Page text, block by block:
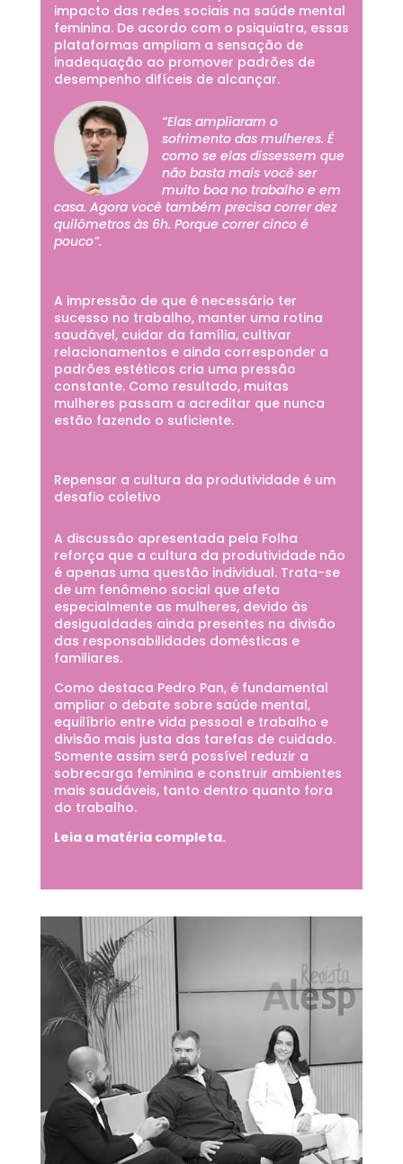
impacto das redes sociais na saúde mental
feminina. De acordo com o psiquiatra, essas
plataformas ampliam a sensação de
inadequação ao promover padrões de
desempenho difíceis de alcançar.
“Elas ampliaram o
sofrimento das mulheres. É
como se elas dissessem que
não basta mais você ser
muito boa no trabalho e em
casa. Agora você também precisa correr dez
quilômetros às 6h. Porque correr cinco é
pouco”.
A impressão de que é necessário ter
sucesso no trabalho, manter uma rotina
saudável, cuidar da família, cultivar
relacionamentos e ainda corresponder a
padrões estéticos cria uma pressão
constante. Como resultado, muitas
mulheres passam a acreditar que nunca
estão fazendo o suficiente.
Repensar a cultura da produtividade é um
desafio coletivo
A discussão apresentada pela Folha
reforça que a cultura da produtividade não
é apenas uma questão individual. Trata-se
de um fenômeno social que afeta
especialmente as mulheres, devido às
desigualdades ainda presentes na divisão
das responsabilidades domésticas e
familiares.
Como destaca Pedro Pan, é fundamental
ampliar o debate sobre saúde mental,
equilíbrio entre vida pessoal e trabalho e
divisão mais justa das tarefas de cuidado.
Somente assim será possível reduzir a
sobrecarga feminina e construir ambientes
mais saudáveis, tanto dentro quanto fora
do trabalho.
Leia a matéria completa.